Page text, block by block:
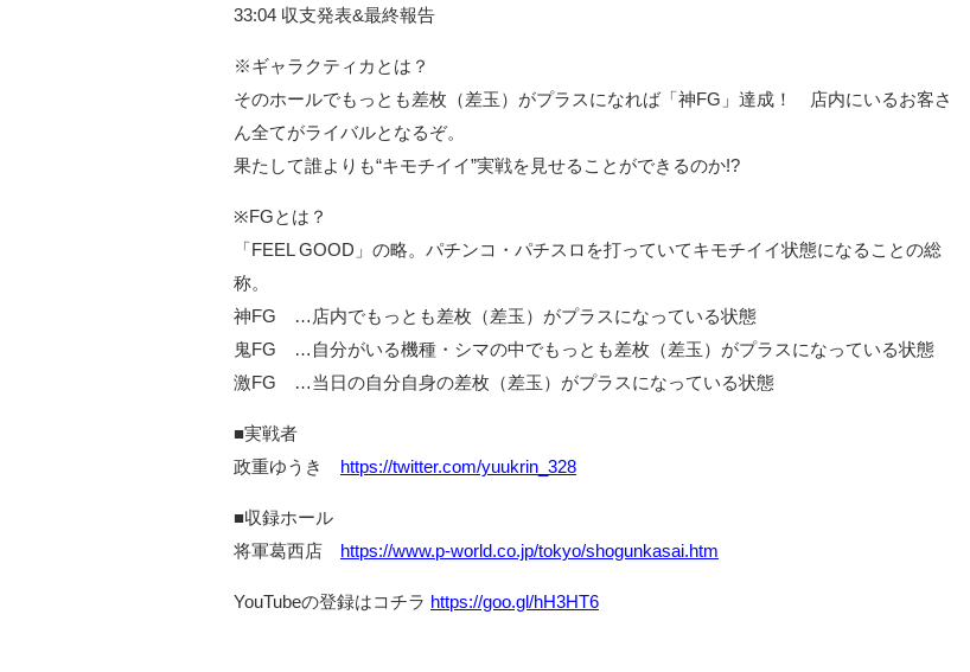
33:04 収支発表&最終報告
※ギャラクティカとは？
そのホールでもっとも差枚（差玉）がプラスになれば「神FG」達成！ 店内にいるお客さ
ん全てがライバルとなるぞ。
果たして誰よりも“キモチイイ”実戦を見せることができるのか!?
※FGとは？
「FEEL GOOD」の略。パチンコ・パチスロを打っていてキモチイイ状態になることの総
称。
神FG …店内でもっとも差枚（差玉）がプラスになっている状態
鬼FG …自分がいる機種・シマの中でもっとも差枚（差玉）がプラスになっている状態
激FG …当日の自分自身の差枚（差玉）がプラスになっている状態
■実戦者
政重ゆうき https://twitter.com/yuukrin_328
■収録ホール
将軍葛西店 https://www.p-world.co.jp/tokyo/shogunkasai.htm
YouTubeの登録はコチラ https://goo.gl/hH3HT6